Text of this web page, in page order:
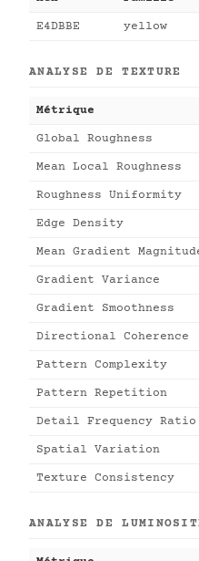
E4DBBE yellow
ANALYSE DE TEXTURE
Métrique
Global Roughness
Mean Local Roughness
Roughness Uniformity
Edge Density
Mean Gradient
Gradient Variance
Gradient Smoothness
Directional Coherence
Pattern Complexity
Pattern Repetition
Detail Frequency Ratio
Spatial Variation
Texture Consistency
ANALYSE DE